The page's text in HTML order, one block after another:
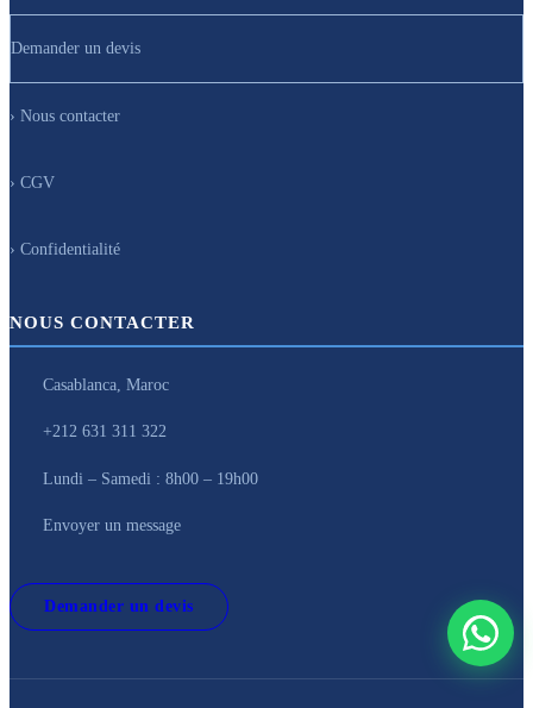
Demander un devis
› Nous contacter
› CGV
› Confidentialité
NOUS CONTACTER
Casablanca, Maroc
+212 631 311 322
Lundi – Samedi : 8h00 – 19h00
Envoyer un message
Demander un devis